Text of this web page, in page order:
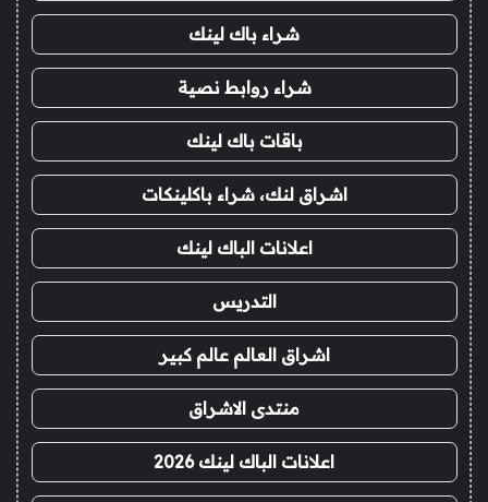
شراء باك لينك
شراء روابط نصية
باقات باك لينك
اشراق لنك، شراء باكلينكات
اعلانات الباك لينك
التدريس
اشراق العالم عالم كبير
منتدى الاشراق
اعلانات الباك لينك 2026